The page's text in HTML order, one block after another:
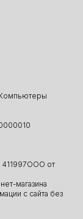
411997ООО от
магазина
с сайта без